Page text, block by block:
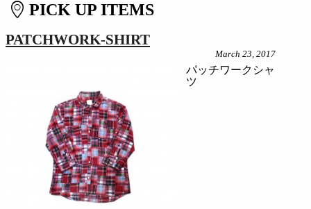
PICK UP ITEMS
PATCHWORK-SHIRT
March 23, 2017
パッチワークシャ
ツ